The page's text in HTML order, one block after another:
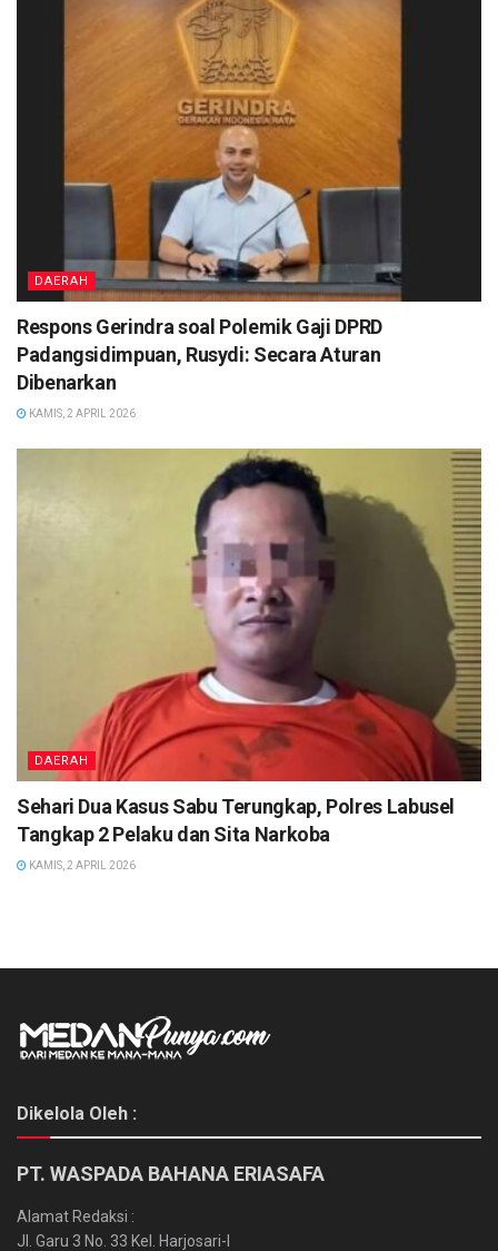
DAERAH
Respons Gerindra soal Polemik Gaji DPRD
Padangsidimpuan, Rusydi: Secara Aturan
Dibenarkan
KAMIS, 2 APRIL 2026
DAERAH
Sehari Dua Kasus Sabu Terungkap, Polres Labusel
Tangkap 2 Pelaku dan Sita Narkoba
KAMIS, 2 APRIL 2026
Dikelola Oleh :
PT. WASPADA BAHANA ERIASAFA
Alamat Redaksi :
Jl. Garu 3 No. 33 Kel. Harjosari-I